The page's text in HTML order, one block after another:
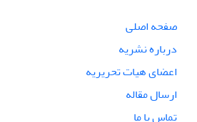
صفحه اصلی
درباره نشریه
اعضای هیات تحریریه
ارسال مقاله
تماس با ما